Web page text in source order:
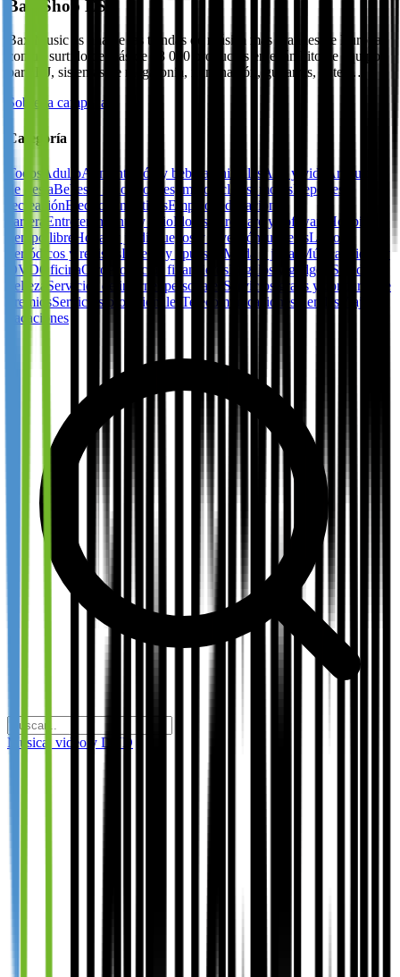
Bax-Shop ES
Bax Music es una de las tiendas de música más grandes de Europa,
con un surtido de más de 48 000 productos en el ámbito de equipos
para DJ, sistemas de megafonía, iluminación, guitarras, bater…
Sobre la campaña
Categoría
Todos AdultoAlimentación y bebida Animales Arte y vida
Artículos
de fiestaBebes y niños Coches, motocicletas, motosDeportes y
recreaciónElectrodomésticosEmpleo, educación y
carrera Entretenimiento y ocioFlores Hardware y software
Hobbies y
tiempo libre Hogar y jardín Juegos y diversión JuguetesLibros,
periódicos y revistasLotería y apuestas Moda y joyas
Música, video y
DVDOficinaOtro Productos financierosRegalos y gadgets
Salud y
belleza Servicios de internet personales Servicios gratis y concurso de
premiosServicios profesionales Telecomunicaciones Tiendas Viajes y
vacaciones
Música, video y DVD